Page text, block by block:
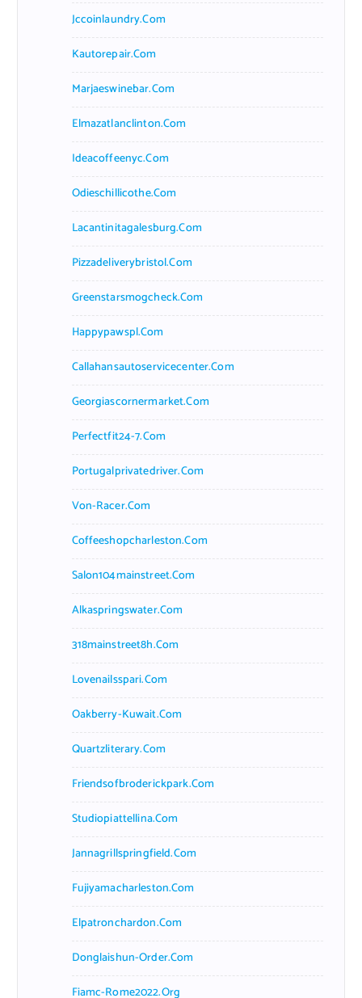
Jccoinlaundry.com
Kautorepair.com
Marjaeswinebar.com
Elmazatlanclinton.com
Ideacoffeenyc.com
Odieschillicothe.com
Lacantinitagalesburg.com
Pizzadeliverybristol.com
Greenstarsmogcheck.com
Happypawspl.com
Callahansautoservicecenter.com
Georgiascornermarket.com
Perfectfit24-7.com
Portugalprivatedriver.com
Von-Racer.com
Coffeeshopcharleston.com
Salon104mainstreet.com
Alkaspringswater.com
318mainstreet8h.com
Lovenailsspari.com
Oakberry-Kuwait.com
Quartzliterary.com
Friendsofbroderickpark.com
Studiopiattellina.com
Jannagrillspringfield.com
Fujiyamacharleston.com
Elpatronchardon.com
Donglaishun-Order.com
Fiamc-Rome2022.org